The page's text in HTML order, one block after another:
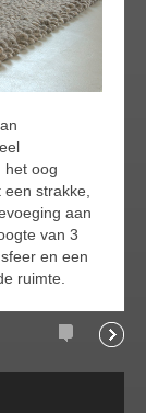
het oog
een strakke,
aan
van 3
en een
ruimte.
Comments